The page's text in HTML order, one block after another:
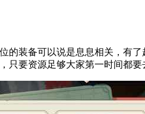
的装备可以说是息息相关，有
只要资源足够大家第一时间都